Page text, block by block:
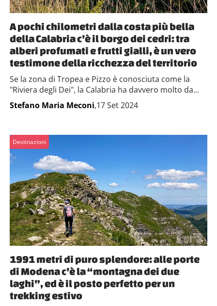
A pochi chilometri dalla costa più bella
della Calabria c’è il borgo dei cedri: tra
alberi profumati e frutti gialli, è un vero
testimone della ricchezza del territorio
Se la zona di Tropea e Pizzo è conosciuta come la
"Riviera degli Dei", la Calabria ha davvero molto da...
Stefano Maria Meconi,17 Set 2024
Destinazioni
1991 metri di puro splendore: alle porte
di Modena c’è la “montagna dei due
laghi”, ed è il posto perfetto per un
trekking estivo